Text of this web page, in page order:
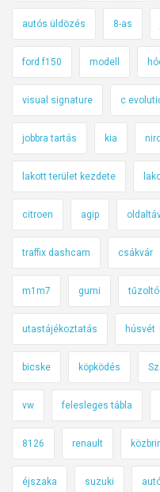
autós üldözés 8-as
ford f150 modell
visual signature c
jobbra tartás kia
lakott terület kezdete
citroen agip
traffix dashcam csákvár
m1m7 gumi
utastájékoztatás húsvét
bicske köpködés
vw felesleges tábla
8126 renault
éjszaka suzuki